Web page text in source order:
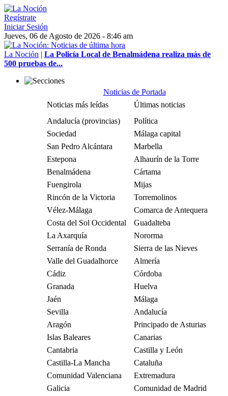
Regístrate
Iniciar Sesión
Jueves, 06 de Agosto de 2026 - 8:46 am
La Noción | La Policía Local de Benalmádena realiza más de
500 pruebas de...
Noticias de Portada
Noticias más leídas
Últimas noticias
Andalucía (provincias)
Política
Sociedad
Málaga capital
San Pedro Alcántara
Marbella
Estepona
Alhaurín de la Torre
Benalmádena
Cártama
Fuengirola
Mijas
Rincón de la Victoria
Torremolinos
Vélez-Málaga
Comarca de Antequera
Costa del Sol Occidental
Guadalteba
La Axarquía
Nororma
Serranía de Ronda
Sierra de las Nieves
Valle del Guadalhorce
Almería
Cádiz
Córdoba
Granada
Huelva
Jaén
Málaga
Sevilla
Andalucía
Aragón
Principado de Asturias
Islas Baleares
Canarias
Cantabria
Castilla y León
Castilla-La Mancha
Cataluña
Comunidad Valenciana
Extremadura
Galicia
Comunidad de Madrid